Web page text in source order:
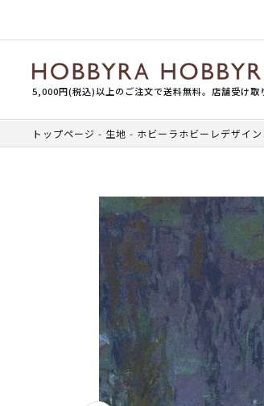
5,000円(税込)以上のご注文で送料無料。店舗受け取
トップページ 生地 ホビーラホビーレデザイ